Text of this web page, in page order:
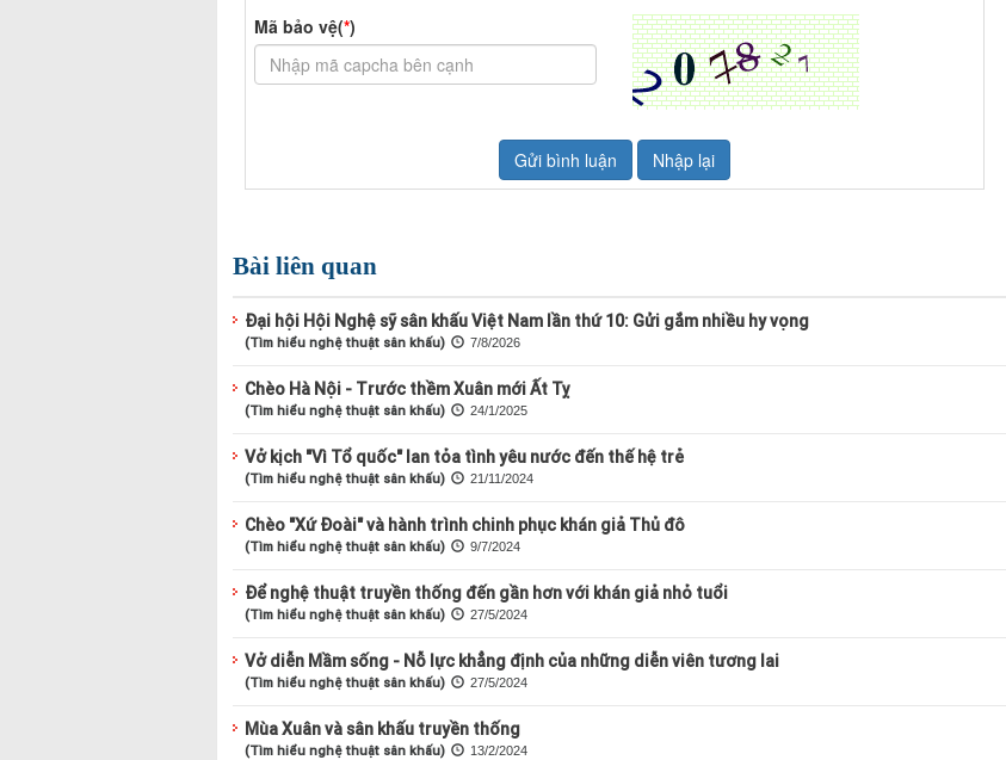
Bài liên quan
Đại hội Hội Nghệ sỹ sân khấu Việt Nam lần thứ 10: Gửi gắm nhiều hy vọng
(Tìm hiểu nghệ thuật sân khấu) 7/8/2026
Chèo Hà Nội - Trước thềm Xuân mới Ất Tỵ
(Tìm hiểu nghệ thuật sân khấu) 24/1/2025
Vở kịch "Vì Tổ quốc" lan tỏa tình yêu nước đến thế hệ trẻ
(Tìm hiểu nghệ thuật sân khấu) 21/11/2024
Chèo "Xứ Đoài" và hành trình chinh phục khán giả Thủ đô
(Tìm hiểu nghệ thuật sân khấu) 9/7/2024
Để nghệ thuật truyền thống đến gần hơn với khán giả nhỏ tuổi
(Tìm hiểu nghệ thuật sân khấu) 27/5/2024
Vở diễn Mầm sống - Nỗ lực khẳng định của những diễn viên tương lai
(Tìm hiểu nghệ thuật sân khấu) 27/5/2024
Mùa Xuân và sân khấu truyền thống
(Tìm hiểu nghệ thuật sân khấu) 13/2/2024